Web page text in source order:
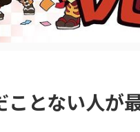
ことない人が